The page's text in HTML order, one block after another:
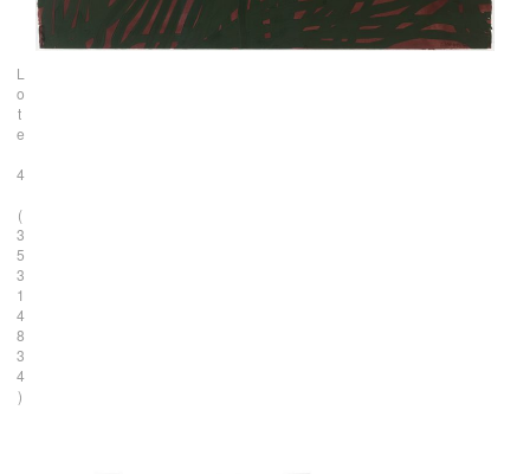
L
o
t
e
4
(
3
5
3
1
4
8
3
4
)